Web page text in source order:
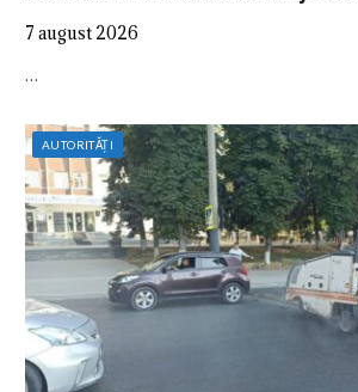
7 august 2026
…
AUTORITĂȚI